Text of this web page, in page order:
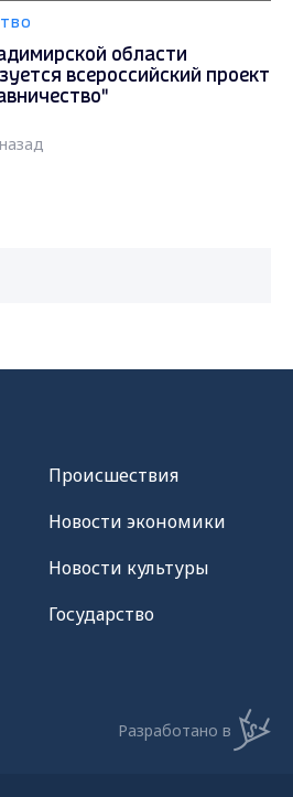
области
всероссийский проект
Происшествия
Новости экономики
Новости культуры
Государство
Разработано в